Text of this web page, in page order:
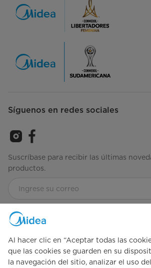
Síguenos en redes sociales
Suscríbase para recibir las últimas
productos.
Consulta cómo gestionamos tus datos
Al hacer clic en “Aceptar todas las
que las cookies se guarden en su
la navegación del sitio, analizar el uso